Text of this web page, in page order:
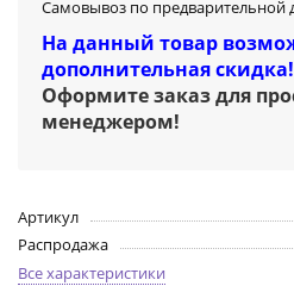
Самовывоз по предварительной
На данный товар
дополнительная скидка!
Оформите заказ для
менеджером!
Артикул
Распродажа
Все характеристики